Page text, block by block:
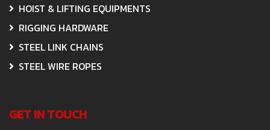
HOIST & LIFTING EQUIPMENTS
RIGGING HARDWARE
STEEL LINK CHAINS
STEEL WIRE ROPES
GET IN TOUCH